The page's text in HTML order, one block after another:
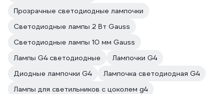
Прозрачные светодиодные лампочки
Светодиодные лампы 2 Вт Gauss
Светодиодные лампы 10 мм Gauss
Лампы G4 светодиодные
Лампочки G4
Диодные лампочки G4
Лампочка светодиодная G4
Лампы для светильников с цоколем g4